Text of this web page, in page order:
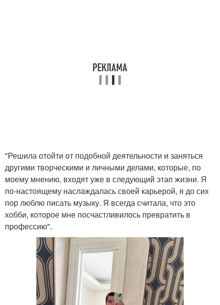
"Решила отойти от подобной деятельности и заняться
другими творческими и личными делами, которые, по
моему мнению, входят уже в следующий этап жизни. Я
по-настоящему наслаждалась своей карьерой, я до сих
пор люблю писать музыку. Я всегда считала, что это
хобби, которое мне посчастливилось превратить в
профессию".